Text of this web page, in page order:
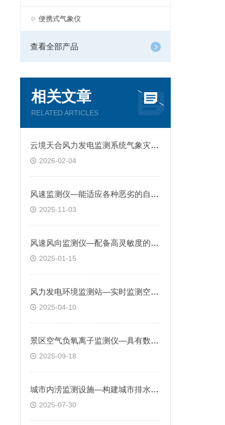
便携式气象仪
查看全部产品
相关文章
RELATED ARTICLES
云境天合风力发电监测系统气象灾害预警项目：提升气象灾害防控与运维保障
2026-02-04
风速监测仪—能适应各种恶劣的自然环境，确保在长时间使用过程中稳定可靠
2025-11-03
风速风向监测仪—配备高灵敏度的风速风向传感器，能够实时捕捉风的变化情况
2025-01-15
风力发电环境监测站—实时监测空气质量、污染物扩散等情况
2025-04-10
景区空气负氧离子监测仪—具有数据存储功能，可记录历史监测数据供分析使用
2025-09-18
城市内涝监测设施—构建城市排水系统模型，模拟不同降雨场景下的内涝风险
2025-07-30